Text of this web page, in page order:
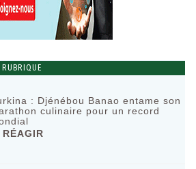
RUBRIQUE
: Djénébou Banao entame son
culinaire pour un record
RÉAGIR